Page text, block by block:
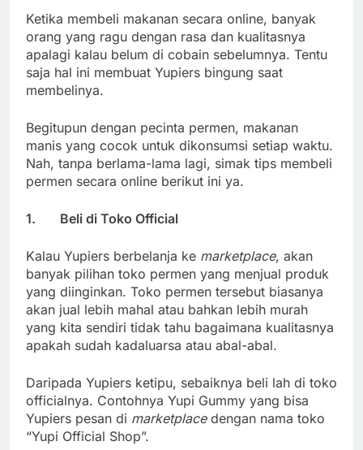
Ketika membeli makanan secara online, banyak
orang yang ragu dengan rasa dan kualitasnya
apalagi kalau belum di cobain sebelumnya. Tentu
saja hal ini membuat Yupiers bingung saat
membelinya.
Begitupun dengan pecinta permen, makanan
manis yang cocok untuk dikonsumsi setiap waktu.
Nah, tanpa berlama-lama lagi, simak tips membeli
permen secara online berikut ini ya.
1. Beli di Toko Official
Kalau Yupiers berbelanja ke marketplace, akan
banyak pilihan toko permen yang menjual produk
yang diinginkan. Toko permen tersebut biasanya
akan jual lebih mahal atau bahkan lebih murah
yang kita sendiri tidak tahu bagaimana kualitasnya
apakah sudah kadaluarsa atau abal-abal.
Daripada Yupiers ketipu, sebaiknya beli lah di toko
officialnya. Contohnya Yupi Gummy yang bisa
Yupiers pesan di marketplace dengan nama toko
“Yupi Official Shop”.